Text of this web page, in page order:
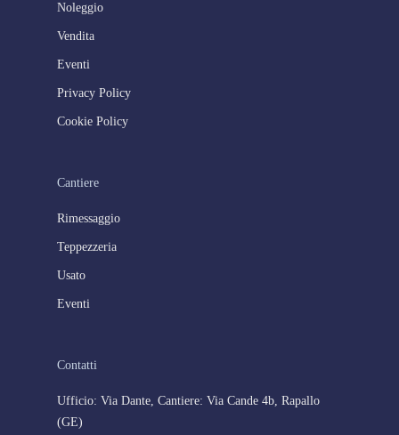
Noleggio
Vendita
Eventi
Privacy Policy
Cookie Policy
Cantiere
Rimessaggio
Teppezzeria
Usato
Eventi
Contatti
Ufficio: Via Dante, Cantiere: Via Cande 4b, Rapallo
(GE)